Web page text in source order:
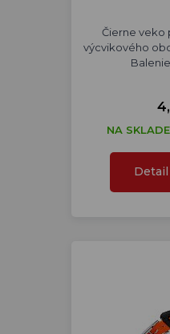
Čierne veko
výcvikového
NA